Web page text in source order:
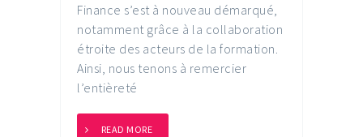
Finance s’est à nouveau démarqué,
notamment grâce à la collaboration
étroite des acteurs de la formation.
Ainsi, nous tenons à remercier
l’entièreté
READ MORE